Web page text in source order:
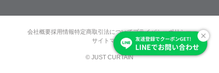
会社概要採用情報特定商取引法についてプライバシーポリシー
サイトマップ
© JUST CURTAIN